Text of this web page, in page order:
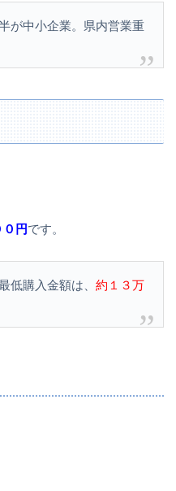
が中小企業。県内営業重
０円です。
低購入金額は、 約１３万